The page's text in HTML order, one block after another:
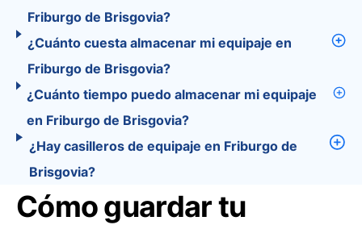
Friburgo de Brisgovia?
¿Cuánto cuesta almacenar mi equipaje en
Friburgo de Brisgovia?
¿Cuánto tiempo puedo almacenar mi equipaje
en Friburgo de Brisgovia?
¿Hay casilleros de equipaje en Friburgo de
Brisgovia?
Cómo guardar tu